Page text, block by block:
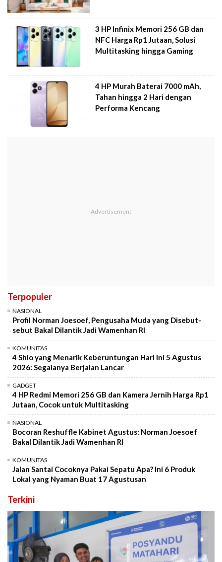
3 HP Infinix Memori 256 GB dan
NFC Harga Rp1 Jutaan, Solusi
Multitasking hingga Gaming
4 HP Murah Baterai 7000 mAh,
Tahan hingga 2 Hari dengan
Performa Kencang
Terpopuler
NASIONAL
Profil Norman Joesoef, Pengusaha Muda yang Disebut-
sebut Bakal Dilantik Jadi Wamenhan RI
KOMUNITAS
4 Shio yang Menarik Keberuntungan Hari Ini 5 Agustus
2026: Segalanya Berjalan Lancar
GADGET
4 HP Redmi Memori 256 GB dan Kamera Jernih Harga Rp1
Jutaan, Cocok untuk Multitasking
NASIONAL
Bocoran Reshuffle Kabinet Agustus: Norman Joesoef
Bakal Dilantik Jadi Wamenhan RI
KOMUNITAS
Jalan Santai Cocoknya Pakai Sepatu Apa? Ini 6 Produk
Lokal yang Nyaman Buat 17 Agustusan
Terkini